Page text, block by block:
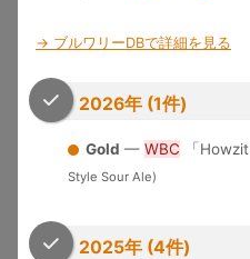
→ ブルワリーDBで詳細を見る
2026年 (1件)
Gold — WBC 「
Style Sour Ale)
2025年 (4件)
関連ツール： ブルワリーデー